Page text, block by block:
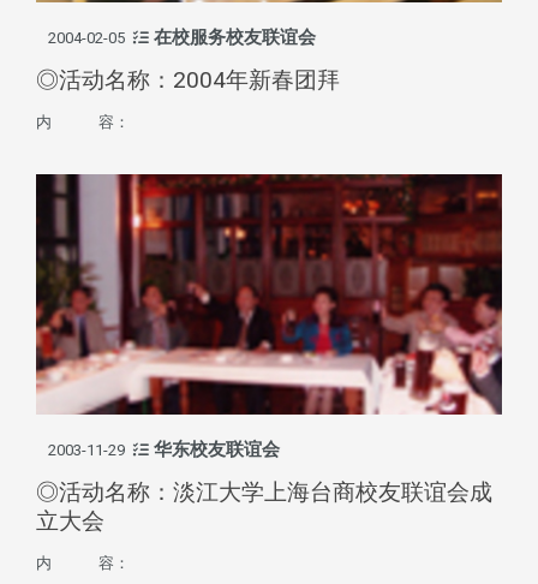
2004-02-05 在校服务校友联谊会
◎活动名称：2004年新春团拜
内 容：
2003-11-29 华东校友联谊会
◎活动名称：淡江大学上海台商校友联谊会成
立大会
内 容：